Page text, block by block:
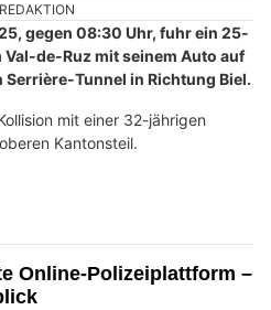
gegen 08:30 Uhr, fuhr ein 25-
de-Ruz mit seinem Auto auf
Tunnel in Richtung Biel.
mit einer 32-jährigen
Kantonsteil.
Online-Polizeiplattform –